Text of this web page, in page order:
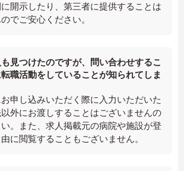
開示したり、第三者に提供することは
でご安心ください。
見つけたのですが、問い合わせするこ
職活動をしていることが知られてしま
申し込みいただく際に入力いただいた
外にお渡しすることはございませんの
。また、求人掲載元の病院や施設が登
に閲覧することもございません。